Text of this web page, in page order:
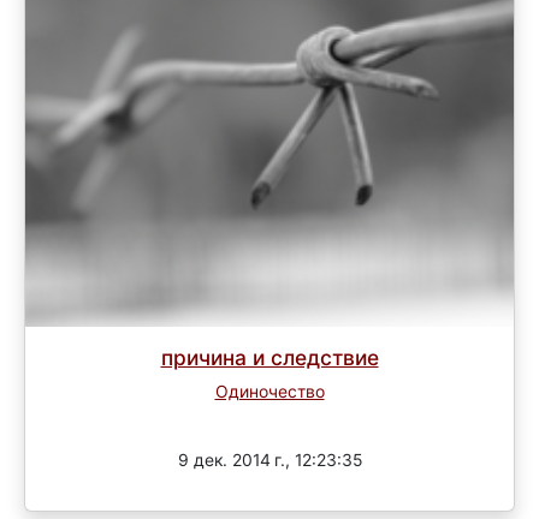
причина и следствие
Одиночество
9 дек. 2014 г., 12:23:35